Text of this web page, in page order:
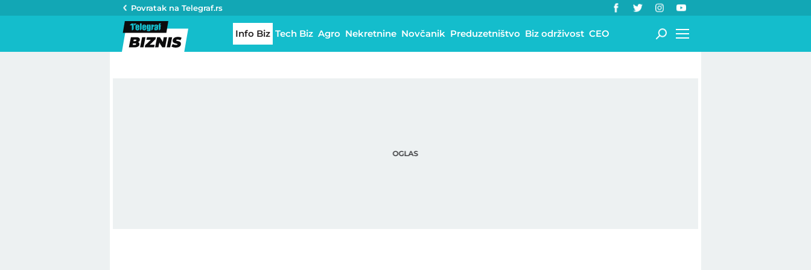
Povratak na Telegraf.rs
Info Biz Tech Biz Agro Nekretnine Novčanik Preduzetništvo Biz održivost CEO